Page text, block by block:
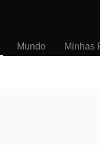
Mundo Minhas